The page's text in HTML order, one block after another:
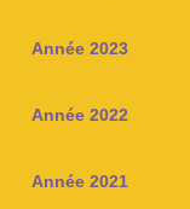
Année 2023
Année 2022
Année 2021